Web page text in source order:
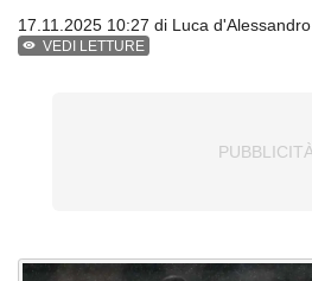
17.11.2025 10:27 di Luca d'Alessandro
VEDI LETTURE